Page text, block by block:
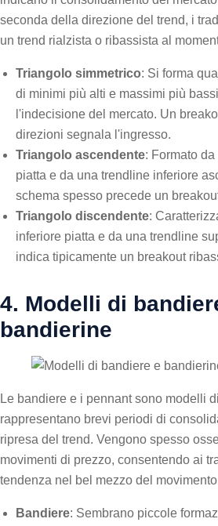
seconda della direzione del trend, i
un trend rialzista o ribassista al
Triangolo simmetrico: Si forma
di minimi più alti e massimi più
l'indecisione del mercato. Un
direzioni segnala l'ingresso.
Triangolo ascendente: Formato
piatta e da una trendline inferiore
schema spesso precede un
Triangolo discendente:
inferiore piatta e da una trendline
indica tipicamente un breakout
4. Modelli di
bandierine
Le bandiere e i pennant sono modelli
rappresentano brevi periodi di
ripresa del trend. Vengono spesso
movimenti di prezzo, consentendo ai
tendenza nel bel mezzo del
Bandiere: Sembrano piccole